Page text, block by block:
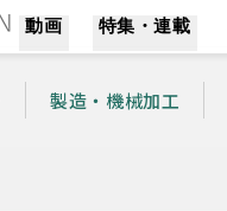
動画 特集・連載
製造・機械加工